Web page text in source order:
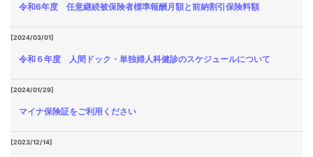
令和6年度 任意継続被保険者標準報酬月額と前納割引保険料額
[2024/03/01]
令和６年度 人間ドック・単独婦人科健診のスケジュールについて
[2024/01/29]
マイナ保険証をご利用ください
[2023/12/14]